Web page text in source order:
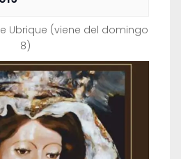
Ubrique (viene del domingo
8)